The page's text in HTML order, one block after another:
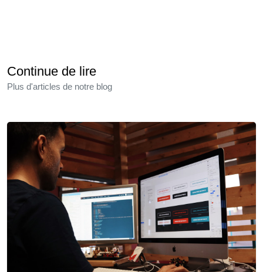
Continue de lire
Plus d'articles de notre blog